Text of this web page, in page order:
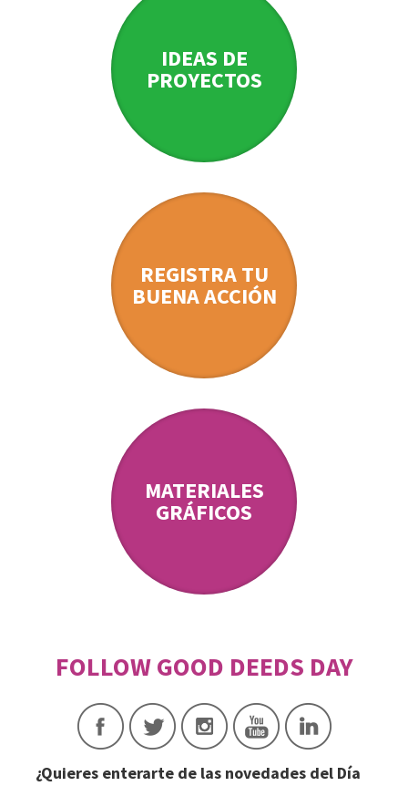
IDEAS DE
PROYECTOS
REGISTRA TU
BUENA ACCIÓN
MATERIALES
GRÁFICOS
¿Quieres enterarte de las novedades del Día